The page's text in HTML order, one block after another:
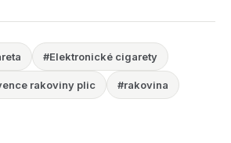
#Elektronické cigarety
rakoviny plic #rakovina